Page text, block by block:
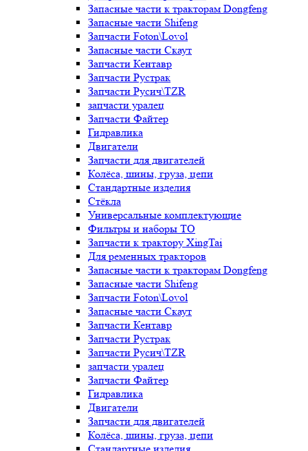
Запасные части к тракторам Dongfeng
Запасные части Shifeng
Запчасти Foton\Lovol
Запасные части Скаут
Запчасти Кентавр
Запчасти Рустрак
Запчасти Русич\TZR
запчасти уралец
Запчасти Файтер
Гидравлика
Двигатели
Запчасти для двигателей
Колёса, шины, груза, цепи
Стандартные изделия
Стёкла
Универсальные комплектующие
Фильтры и наборы ТО
Запчасти к трактору XingTai
Для ременных тракторов
Запасные части к тракторам Dongfeng
Запасные части Shifeng
Запчасти Foton\Lovol
Запасные части Скаут
Запчасти Кентавр
Запчасти Рустрак
Запчасти Русич\TZR
запчасти уралец
Запчасти Файтер
Гидравлика
Двигатели
Запчасти для двигателей
Колёса, шины, груза, цепи